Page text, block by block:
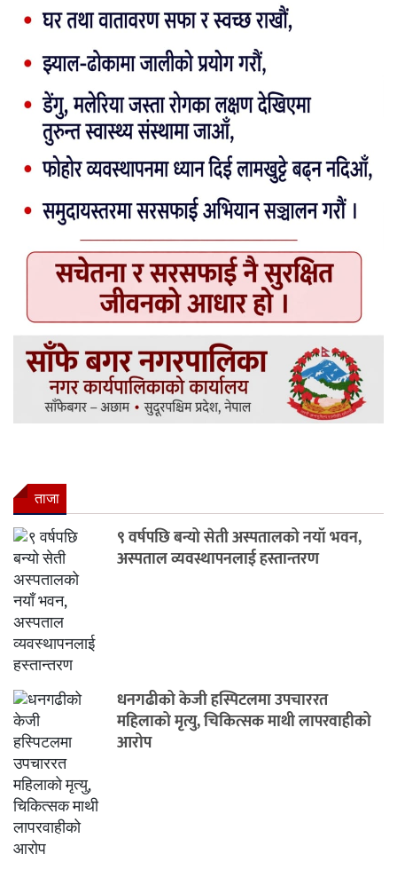
ताजा
९ वर्षपछि बन्यो सेती अस्पतालको नयाँ भवन,
अस्पताल व्यवस्थापनलाई हस्तान्तरण
धनगढीको केजी हस्पिटलमा उपचाररत
महिलाको मृत्यु, चिकित्सक माथी लापरवाहीको
आरोप